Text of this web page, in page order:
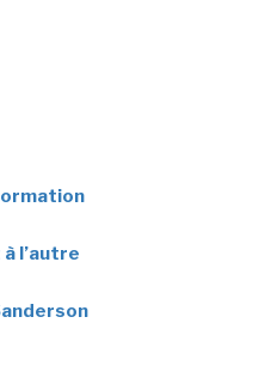
à tout moment à travers les liens de
l’autre